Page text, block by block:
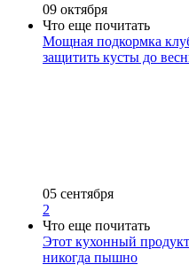
09 октября
Что еще почитать
Мощная подкормка
защитить кусты до
05 сентября
2
Что еще почитать
Этот кухонный
никогда пышно